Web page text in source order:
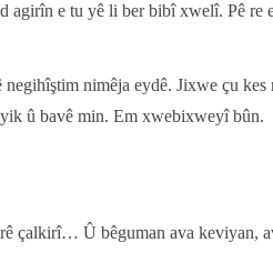
agirîn e tu yê li ber bibî xwelî. Pê re
nimêja eydê. Jixwe çu kes
û bavê min. Em xwebixweyî bûn.
çalkirî… Û bêguman ava keviyan,